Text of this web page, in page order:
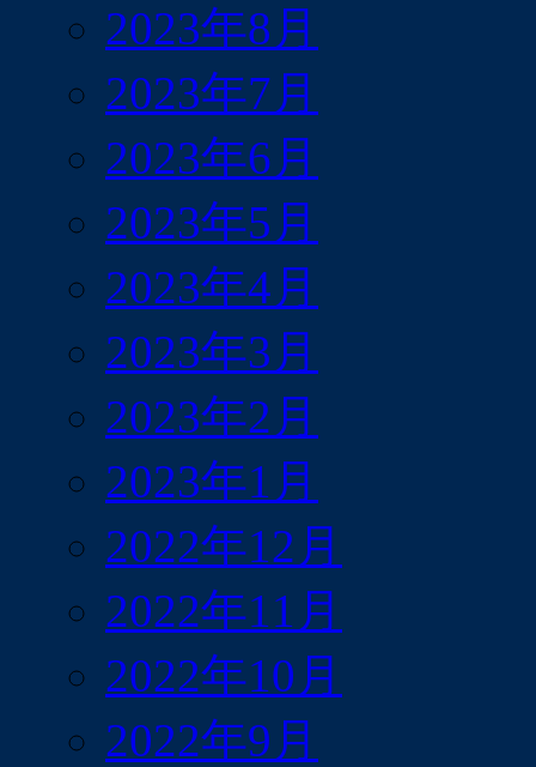
2023年8月
2023年7月
2023年6月
2023年5月
2023年4月
2023年3月
2023年2月
2023年1月
2022年12月
2022年11月
2022年10月
2022年9月